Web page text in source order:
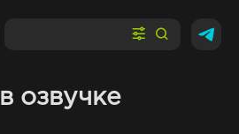
озвучке